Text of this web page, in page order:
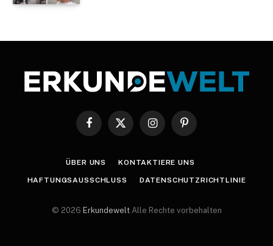
Facebook
X
InstagramPinterest
ÜBER UNS KONTAKTIERE UNS
HAFTUNGSAUSSCHLUSS DATENSCHUTZRICHTLINIE
© 2026 Erkundewelt Alle Rechte vorbehalten